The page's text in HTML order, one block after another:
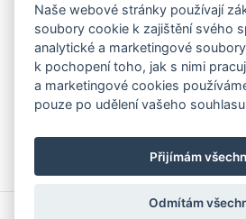
FAKULTA ARCHITEKTURY VUT V BRNĚ
Poříčí 273/5, 639 00 Brno
Telefon: 54114 6600
Naše webové stránky používají
soubory cookie k zajištění svého
analytické a marketingové
k pochopení toho, jak s nimi
a marketingové cookies
pouze po udělení vašeho
Přijímám
Odmítám